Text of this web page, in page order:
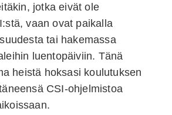
jotka eivät ole
vaan ovat paikalla
tai hakemassa
luentopäiviin. Tänä
heistä hoksasi koulutuksen
CSI-ohjelmistoa